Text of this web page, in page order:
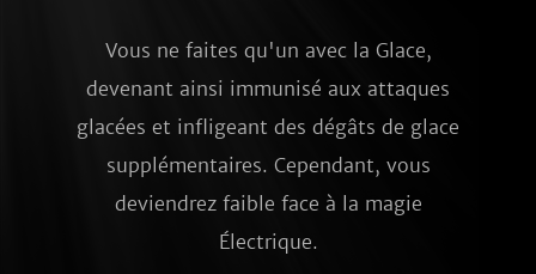
Vous ne faites qu'un avec la Glace,
devenant ainsi immunisé aux attaques
glacées et infligeant des dégâts de glace
supplémentaires. Cependant, vous
deviendrez faible face à la magie
Électrique.